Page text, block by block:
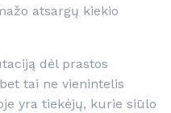
atsargų kiekio
dėl prastos
tai ne vienintelis
yra tiekėjų, kurie siūlo